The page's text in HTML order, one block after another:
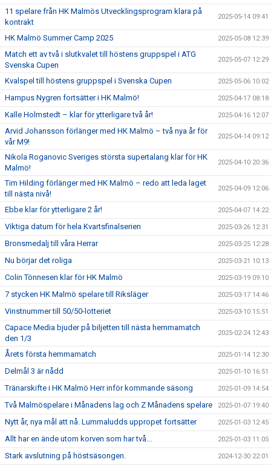
11 spelare från HK Malmös Utvecklingsprogram klara på
kontrakt
2025-05-14 09:41
HK Malmö Summer Camp 2025 2025-05-08 12:39
Match ett av två i slutkvalet till höstens gruppspel i ATG
Svenska Cupen
2025-05-07 12:29
Kvalspel till höstens gruppspel i Svenska Cupen 2025-05-06 10:02
Hampus Nygren fortsätter i HK Malmö! 2025-04-17 08:18
Kalle Holmstedt – klar för ytterligare två år! 2025-04-16 12:07
Arvid Johansson förlänger med HK Malmö – två nya år för
vår M9!
2025-04-14 09:12
Nikola Roganovic Sveriges största supertalang klar för HK
Malmö!
2025-04-10 20:36
Tim Hilding förlänger med HK Malmö – redo att leda laget
till nästa nivå!
2025-04-09 12:06
Ebbe klar för ytterligare 2 år! 2025-04-07 14:22
Viktiga datum för hela Kvartsfinalserien 2025-03-26 12:31
Bronsmedalj till våra Herrar 2025-03-25 12:28
Nu börjar det roliga 2025-03-21 10:13
Colin Tönnesen klar för HK Malmö 2025-03-19 09:10
7 stycken HK Malmö spelare till Riksläger 2025-03-17 14:46
Vinstnummer till 50/50-lotteriet 2025-03-10 15:51
Capace Media bjuder på biljetten till nästa hemmamatch
den 1/3
2025-02-24 12:43
Årets första hemmamatch 2025-01-14 12:30
Delmål 3 är nådd 2025-01-10 16:51
Tränarskifte i HK Malmö Herr inför kommande säsong 2025-01-09 14:54
Två Malmöspelare i Månadens lag och Z Månadens spelare 2025-01-07 19:40
Nytt år, nya mål att nå. Lummaludds uppropet fortsätter 2025-01-03 12:45
Allt har en ände utom korven som har två... 2025-01-03 11:05
Stark avslutning på höstsäsongen. 2024-12-30 22:01